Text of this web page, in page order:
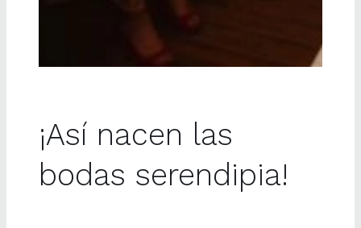
¡Así nacen las
bodas serendipia!